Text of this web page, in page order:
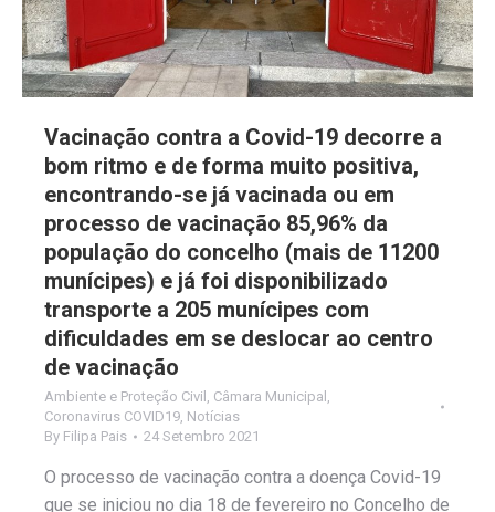
Vacinação contra a Covid-19 decorre a
bom ritmo e de forma muito positiva,
encontrando-se já vacinada ou em
processo de vacinação 85,96% da
população do concelho (mais de 11200
munícipes) e já foi disponibilizado
transporte a 205 munícipes com
dificuldades em se deslocar ao centro
de vacinação
Ambiente e Proteção Civil Câmara Municipal
Coronavirus COVID19 Notícias
By Filipa Pais 24 Setembro 2021
O processo de vacinação contra a doença Covid-19
que se iniciou no dia 18 de fevereiro no Concelho de